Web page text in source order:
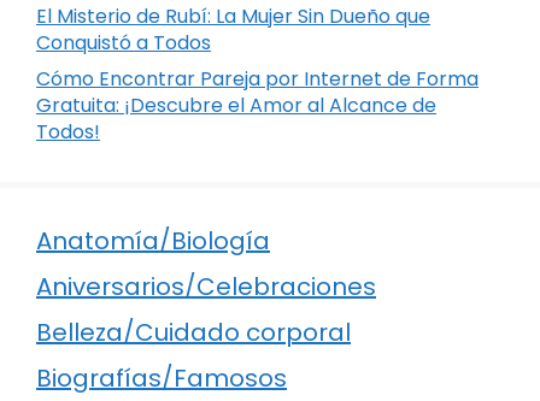
El Misterio de Rubí: La Mujer Sin Dueño que
Conquistó a Todos
Cómo Encontrar Pareja por Internet de Forma
Gratuita: ¡Descubre el Amor al Alcance de
Todos!
Anatomía/Biología
Aniversarios/Celebraciones
Belleza/Cuidado corporal
Biografías/Famosos